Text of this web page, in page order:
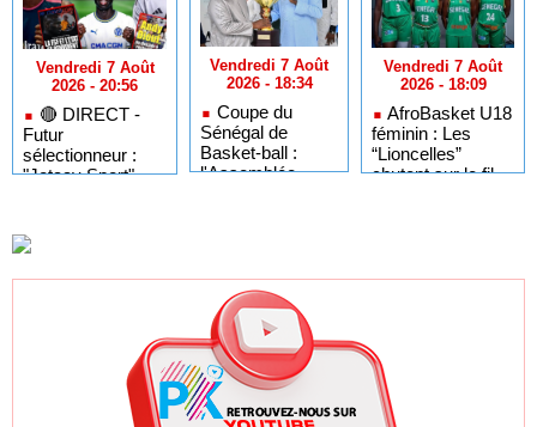
Vendredi 7 Août
2026 - 20:56
🔴​ DIRECT -
Futur
sélectionneur :
"Jotaay Sport"
mercato des
joueurs
sénégalais
Vendredi 7 Août
2026 - 18:34
Coupe du
Sénégal de
Basket-ball :
l'Assemblée
Vendredi 7 Août
2026 - 18:09
AfroBasket U18
féminin : Les
“Lioncelles”
chutent sur le fil